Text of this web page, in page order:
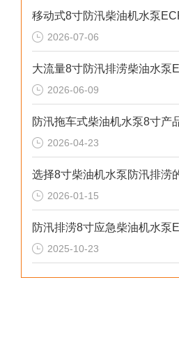
2026-07-06
2026-06-09
防汛拖车式柴油机水泵8寸产
2026-04-23
选择8寸柴油机水泵防汛排涝
2026-01-15
2025-10-23